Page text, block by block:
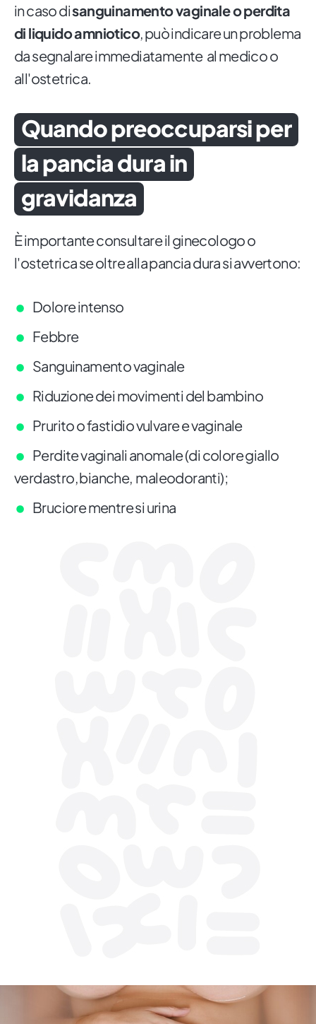
in caso disanguinamento vaginale o perdita
di liquido amniotico, può indicare un problema
da segnalare immediatamente al medico o
all'ostetrica.
Quando preoccuparsi per
la pancia dura in
gravidanza
È importante consultare il ginecologo o
l'ostetrica se oltre alla pancia dura si avvertono:
Dolore intenso
Febbre
Sanguinamento vaginale
Riduzione dei movimenti del bambino
Prurito o fastidio vulvare e vaginale
Perdite vaginali anomale (di colore giallo
verdastro, bianche, maleodoranti);
Bruciore mentre si urina